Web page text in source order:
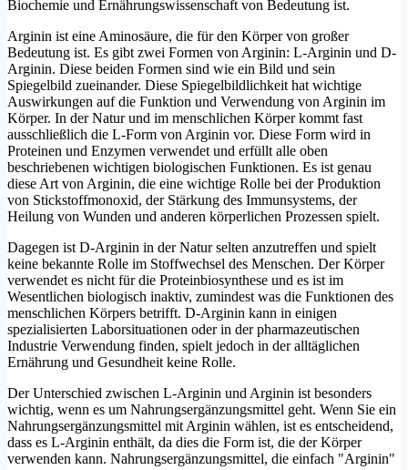
Biochemie und Ernährungswissenschaft von Bedeutung ist.
Arginin ist eine Aminosäure, die für den Körper von großer
Bedeutung ist. Es gibt zwei Formen von Arginin: L-Arginin und D-
Arginin. Diese beiden Formen sind wie ein Bild und sein
Spiegelbild zueinander. Diese Spiegelbildlichkeit hat wichtige
Auswirkungen auf die Funktion und Verwendung von Arginin im
Körper. In der Natur und im menschlichen Körper kommt fast
ausschließlich die L-Form von Arginin vor. Diese Form wird in
Proteinen und Enzymen verwendet und erfüllt alle oben
beschriebenen wichtigen biologischen Funktionen. Es ist genau
diese Art von Arginin, die eine wichtige Rolle bei der Produktion
von Stickstoffmonoxid, der Stärkung des Immunsystems, der
Heilung von Wunden und anderen körperlichen Prozessen spielt.
Dagegen ist D-Arginin in der Natur selten anzutreffen und spielt
keine bekannte Rolle im Stoffwechsel des Menschen. Der Körper
verwendet es nicht für die Proteinbiosynthese und es ist im
Wesentlichen biologisch inaktiv, zumindest was die Funktionen des
menschlichen Körpers betrifft. D-Arginin kann in einigen
spezialisierten Laborsituationen oder in der pharmazeutischen
Industrie Verwendung finden, spielt jedoch in der alltäglichen
Ernährung und Gesundheit keine Rolle.
Der Unterschied zwischen L-Arginin und Arginin ist besonders
wichtig, wenn es um Nahrungsergänzungsmittel geht. Wenn Sie ein
Nahrungsergänzungsmittel mit Arginin wählen, ist es entscheidend,
dass es L-Arginin enthält, da dies die Form ist, die der Körper
verwenden kann. Nahrungsergänzungsmittel, die einfach "Arginin"